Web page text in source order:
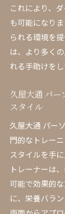
トレ
久屋
一歩
久屋大通
にダイエ
パ
栄
案
食
日々
久屋大通
これにより、
も可能になり
られる環境を
は、より多く
れる手助けをし
久屋大通 パー
スタイル
久屋大通 パー
門的なトレー
スタイルを手
トレーナーは
可能で効果的
に、栄養バラ